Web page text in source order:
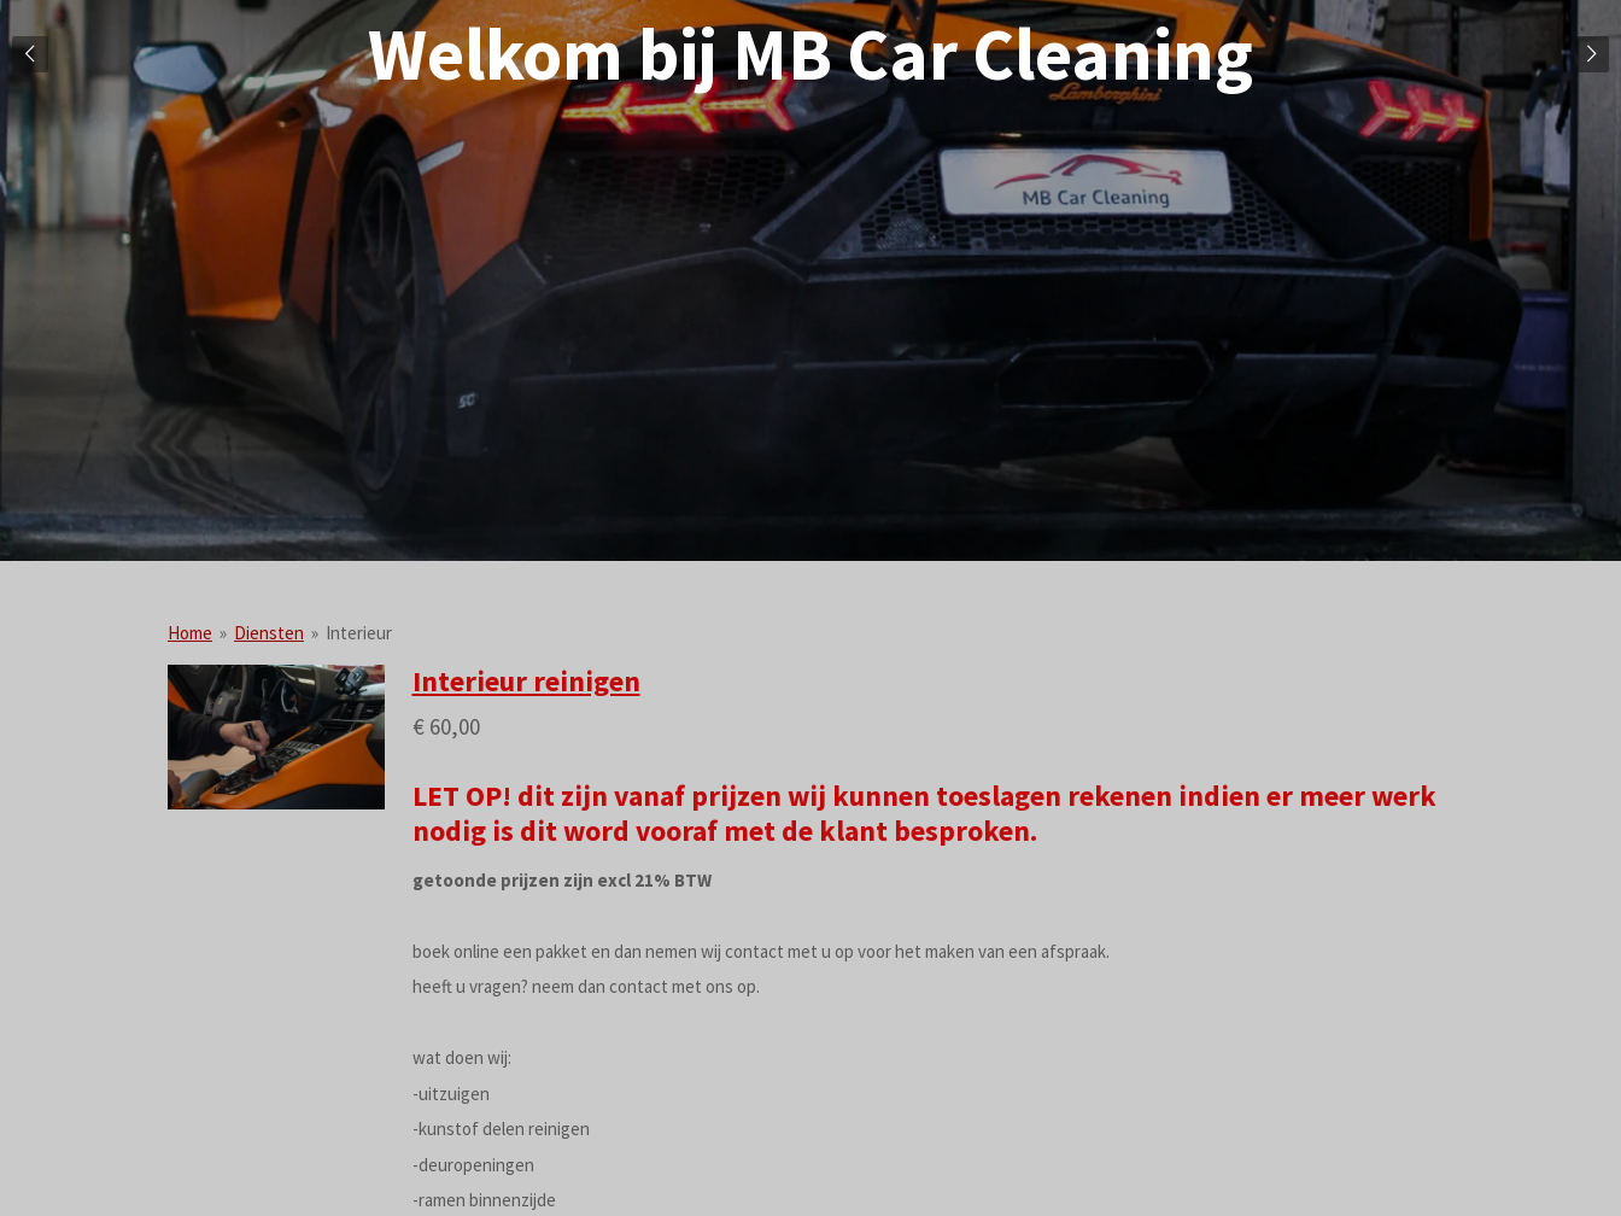
Welkom bij MB Car Cleaning
Home » Diensten » Interieur
Interieur reinigen
€ 60,00
LET OP! dit zijn vanaf prijzen wij kunnen toeslagen rekenen indien er meer werk
nodig is dit word vooraf met de klant besproken.
getoonde prijzen zijn excl 21% BTW
boek online een pakket en dan nemen wij contact met u op voor het maken van een afspraak.
heeft u vragen? neem dan contact met ons op.
wat doen wij:
-uitzuigen
-kunstof delen reinigen
-deuropeningen
-ramen binnenzijde